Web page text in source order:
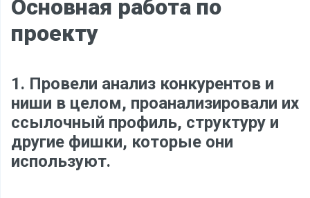
Основная работа по
проекту
1. Провели анализ конкурентов и
ниши в целом, проанализировали их
ссылочный профиль, структуру и
другие фишки, которые они
используют.